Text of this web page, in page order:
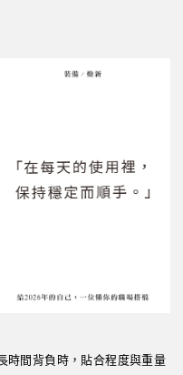
時間背負時，貼合程度與重量